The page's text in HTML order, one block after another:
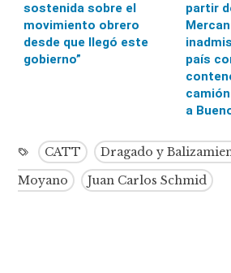
sostenida sobre el
movimiento obrero
desde que llegó este
gobierno”
partir
país
a
CATT Dragado y
Moyano
Juan Carlos Schmid